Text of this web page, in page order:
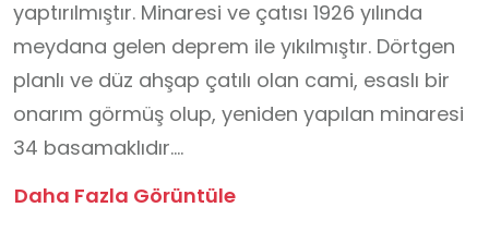
yaptırılmıştır. Minaresi ve çatısı 1926 yılında
meydana gelen deprem ile yıkılmıştır. Dörtgen
planlı ve düz ahşap çatılı olan cami, esaslı bir
onarım görmüş olup, yeniden yapılan minaresi
34 basamaklıdır.
Ağalar Camii, mimari özellikleri ve tarihî
Daha Fazla Görüntüle